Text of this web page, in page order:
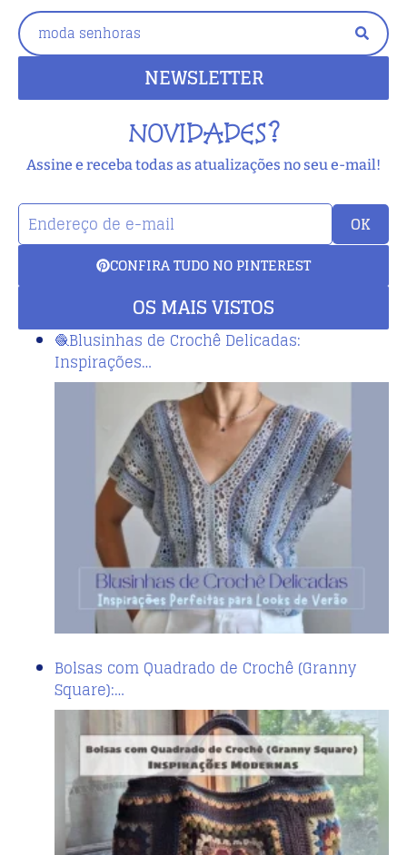
NEWSLETTER
NOVIDADES?
Assine e receba todas as atualizações no seu e-mail!
OK
CONFIRA TUDO NO PINTEREST
OS MAIS VISTOS
🧶Blusinhas de Crochê Delicadas:
Inspirações…
Bolsas com Quadrado de Crochê (Granny
Square):…